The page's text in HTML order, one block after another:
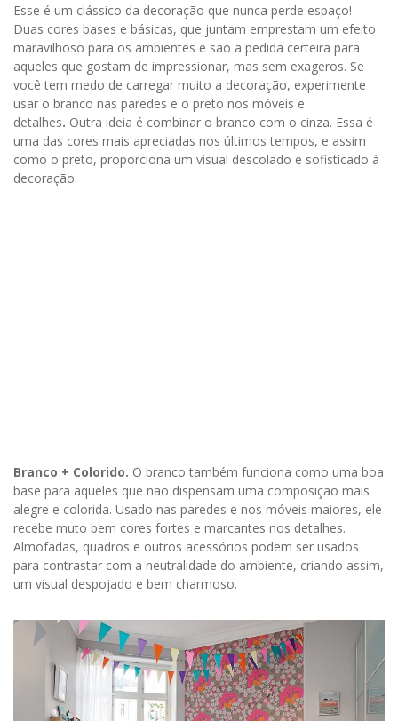
Esse é um clássico da decoração que nunca perde espaço!
Duas cores bases e básicas, que juntam emprestam um efeito
maravilhoso para os ambientes e são a pedida certeira para
aqueles que gostam de impressionar, mas sem exageros. Se
você tem medo de carregar muito a decoração, experimente
usar o branco nas paredes e o preto nos móveis e
detalhes. Outra ideia é combinar o branco com o cinza. Essa é
uma das cores mais apreciadas nos últimos tempos, e assim
como o preto, proporciona um visual descolado e sofisticado à
decoração.
Branco + Colorido. O branco também funciona como uma boa
base para aqueles que não dispensam uma composição mais
alegre e colorida. Usado nas paredes e nos móveis maiores, ele
recebe muto bem cores fortes e marcantes nos detalhes.
Almofadas, quadros e outros acessórios podem ser usados
para contrastar com a neutralidade do ambiente, criando assim,
um visual despojado e bem charmoso.